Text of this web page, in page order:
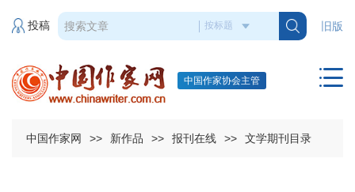
旧版
投稿
中国作家协会主管
中国作家网 >> 新作品 >> 报刊在线 >> 文学期刊目录